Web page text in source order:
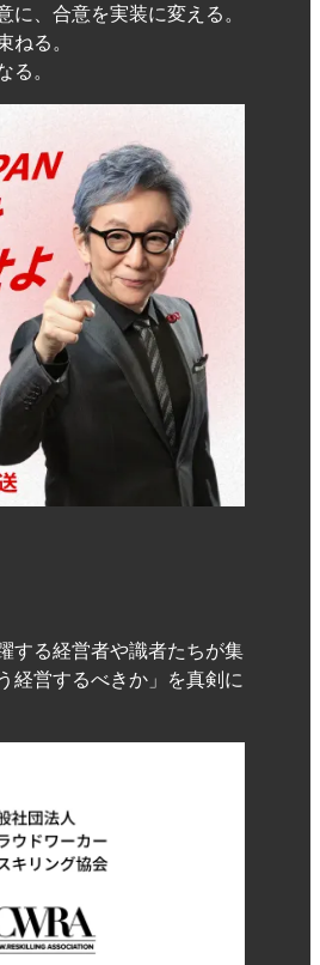
に、合意を実装に変える。
ねる。
る。
する経営者や識者たちが集
経営するべきか」を真剣に